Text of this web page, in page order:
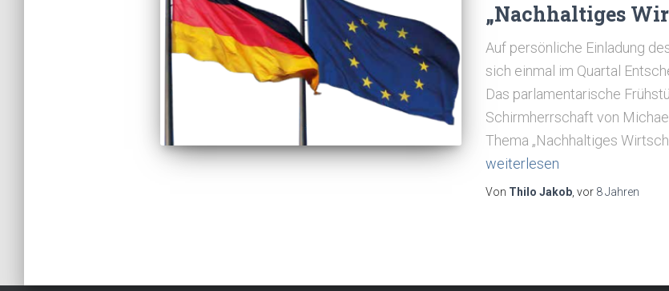
„Nachhaltiges
Auf persönliche Einladung
sich einmal im Quartal
Das parlamentarische
Schirmherrschaft von
Thema „Nachhaltiges
weiterlesen
Von Thilo Jakob, vor 8 Jahren